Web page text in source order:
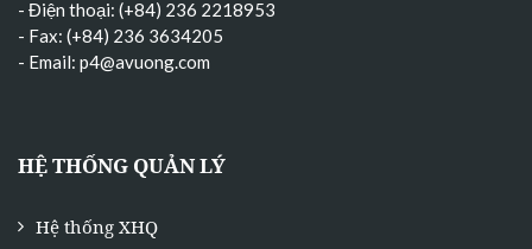
- Điện thoại: (+84) 236 2218953
- Fax: (+84) 236 3634205
- Email: p4@avuong.com
HỆ THỐNG QUẢN LÝ
Hệ thống XHQ